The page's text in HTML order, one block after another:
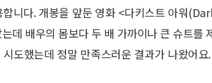
합니다. 개봉을 앞둔 영화 <다키스트 아워
데 배우의 몸보다 두 배 가까이나 큰 슈트를
도했는데 정말 만족스러운 결과가 나왔어